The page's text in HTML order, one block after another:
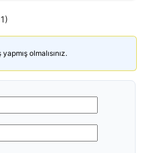
olmalısınız.